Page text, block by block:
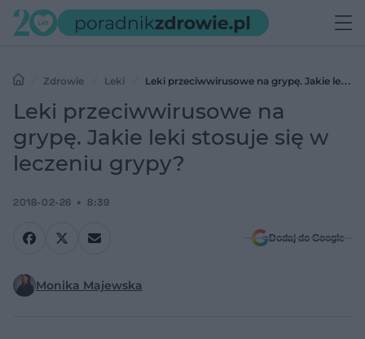
Zdrowie Leki
Leki przeciwwirusowe na grypę. Jakie leki
stosuje się w leczeniu grypy?
Leki przeciwwirusowe na
grypę. Jakie leki stosuje się w
leczeniu grypy?
2018-02-26 8:39
Dodaj do Google
Monika Majewska